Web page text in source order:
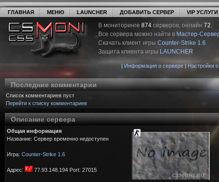
ГЛАВНАЯ МЕНЮ LAUNCHER ДОБАВИТЬ СЕРВЕР VIP УСЛУГИ
В мониторинге 874 серверов, онлайн 72,
Все сервера можно найти в Мастер-
Скачать клиент игры Counter-Strike 1.6
Защита клиента игры LAUNCHER
| Информация о сервере| Настройки
Последние комментарии
Список комментариев пуст
Перейти к списку комментариев
Описание сервера
Общая информация
Название: Сервер временно недоступен
Игра: Counter-Strike 1.6
Адрес: 77.93.148.194 Port: 27015